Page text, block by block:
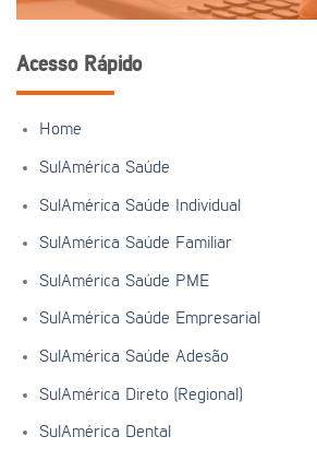
Acesso Rápido
Home
SulAmérica Saúde
SulAmérica Saúde Individual
SulAmérica Saúde Familiar
SulAmérica Saúde PME
SulAmérica Saúde Empresarial
SulAmérica Saúde Adesão
SulAmérica Direto (Regional)
SulAmérica Dental